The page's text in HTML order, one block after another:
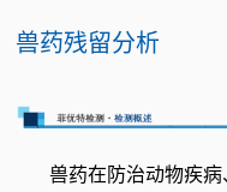
兽药残留分析
兽药在防治动物疾